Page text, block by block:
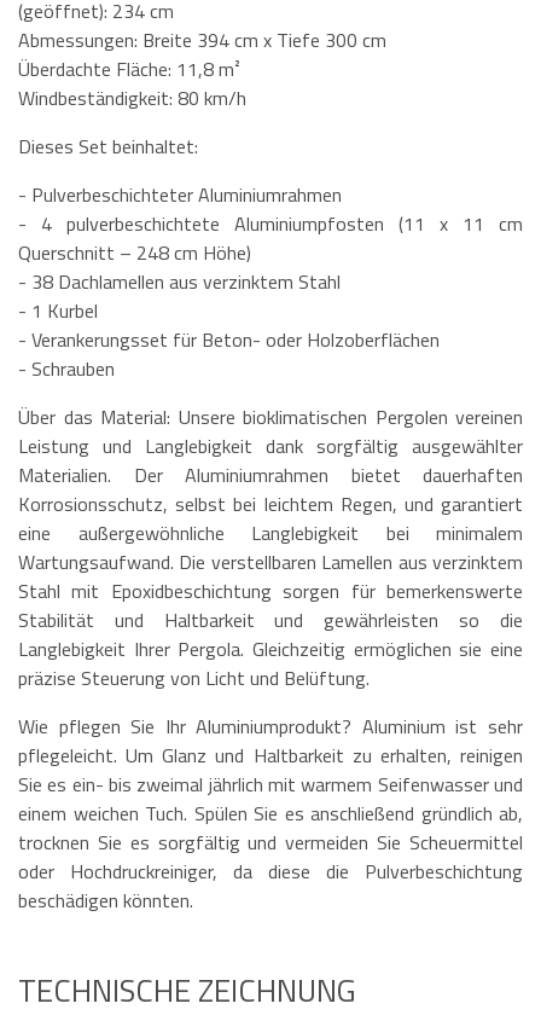
(geöffnet): 234 cm
Abmessungen: Breite 394 cm x Tiefe 300 cm
Überdachte Fläche: 11,8 m²
Windbeständigkeit: 80 km/h
Dieses Set beinhaltet:
- Pulverbeschichteter Aluminiumrahmen
- 4 pulverbeschichtete Aluminiumpfosten (11 x 11 cm
Querschnitt – 248 cm Höhe)
- 38 Dachlamellen aus verzinktem Stahl
- 1 Kurbel
- Verankerungsset für Beton- oder Holzoberflächen
- Schrauben
Über das Material: Unsere bioklimatischen Pergolen vereinen
Leistung und Langlebigkeit dank sorgfältig ausgewählter
Materialien. Der Aluminiumrahmen bietet dauerhaften
Korrosionsschutz, selbst bei leichtem Regen, und garantiert
eine außergewöhnliche Langlebigkeit bei minimalem
Wartungsaufwand. Die verstellbaren Lamellen aus verzinktem
Stahl mit Epoxidbeschichtung sorgen für bemerkenswerte
Stabilität und Haltbarkeit und gewährleisten so die
Langlebigkeit Ihrer Pergola. Gleichzeitig ermöglichen sie eine
präzise Steuerung von Licht und Belüftung.
Wie pflegen Sie Ihr Aluminiumprodukt? Aluminium ist sehr
pflegeleicht. Um Glanz und Haltbarkeit zu erhalten, reinigen
Sie es ein- bis zweimal jährlich mit warmem Seifenwasser und
einem weichen Tuch. Spülen Sie es anschließend gründlich ab,
trocknen Sie es sorgfältig und vermeiden Sie Scheuermittel
oder Hochdruckreiniger, da diese die Pulverbeschichtung
beschädigen könnten.
TECHNISCHE ZEICHNUNG